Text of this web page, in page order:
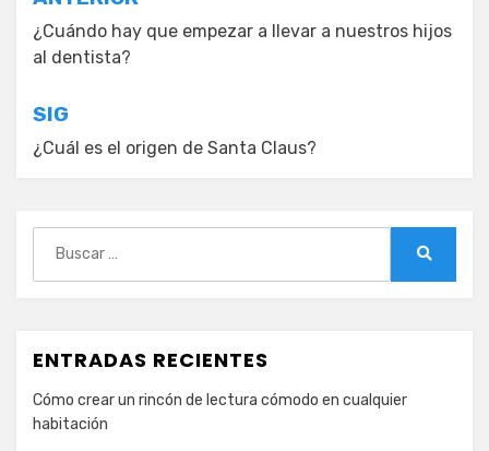
de
entradas
¿Cuándo hay que empezar a llevar a nuestros hijos
al dentista?
SIG
¿Cuál es el origen de Santa Claus?
ENTRADAS RECIENTES
Cómo crear un rincón de lectura cómodo en cualquier
habitación